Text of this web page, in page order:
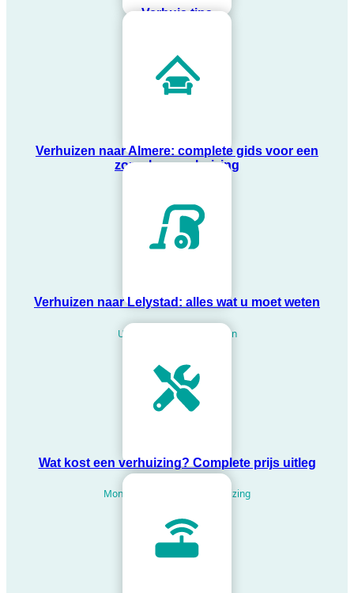
Verhuis tips
Verhuizen naar Almere: complete gids voor een
zorgeloze verhuizing
Verhuizen naar Lelystad: alles wat u moet weten
Uw oude woning opleveren
Wat kost een verhuizing? Complete prijs uitleg
Montageservice bij uw verhuizing